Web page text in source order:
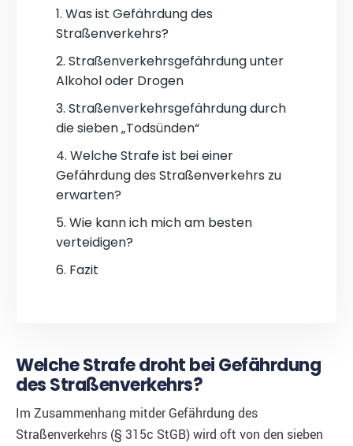
Welche Strafe droht bei Gefährdung
des Straßenverkehrs?
Im Zusammenhang mitder Gefährdung des
Straßenverkehrs (§ 315c StGB) wird oft von den sieben
1. Was ist Gefährdung des
Straßenverkehrs?
2. Straßenverkehrsgefährdung unter
Alkohol oder Drogen
3. Straßenverkehrsgefährdung durch
die sieben „Todsünden“
4. Welche Strafe ist bei einer
Gefährdung des Straßenverkehrs zu
erwarten?
5. Wie kann ich mich am besten
verteidigen?
6. Fazit